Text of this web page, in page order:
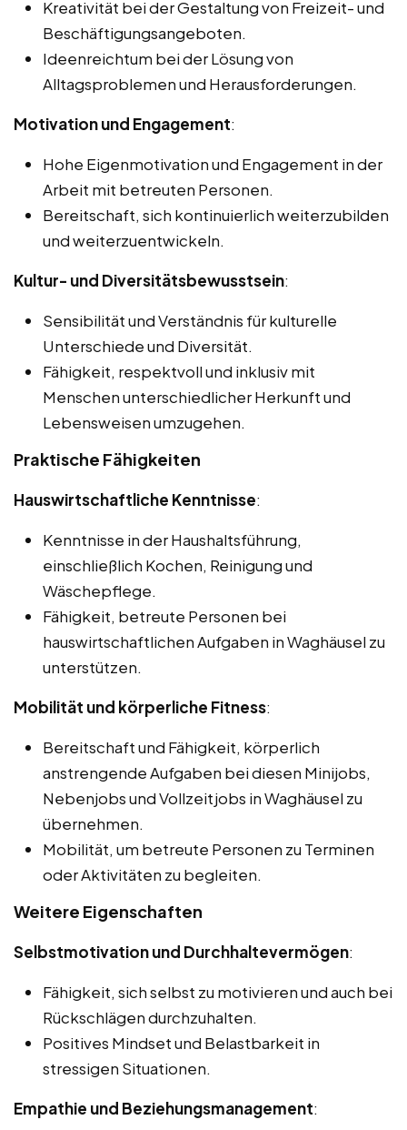
Kreativität bei der Gestaltung von Freizeit- und
Beschäftigungsangeboten.
Ideenreichtum bei der Lösung von
Alltagsproblemen und Herausforderungen.
Motivation und Engagement:
Hohe Eigenmotivation und Engagement in der
Arbeit mit betreuten Personen.
Bereitschaft, sich kontinuierlich weiterzubilden
und weiterzuentwickeln.
Kultur- und Diversitätsbewusstsein:
Sensibilität und Verständnis für kulturelle
Unterschiede und Diversität.
Fähigkeit, respektvoll und inklusiv mit
Menschen unterschiedlicher Herkunft und
Lebensweisen umzugehen.
Praktische Fähigkeiten
Hauswirtschaftliche Kenntnisse:
Kenntnisse in der Haushaltsführung,
einschließlich Kochen, Reinigung und
Wäschepflege.
Fähigkeit, betreute Personen bei
hauswirtschaftlichen Aufgaben in Waghäusel zu
unterstützen.
Mobilität und körperliche Fitness:
Bereitschaft und Fähigkeit, körperlich
anstrengende Aufgaben bei diesen Minijobs,
Nebenjobs und Vollzeitjobs in Waghäusel zu
übernehmen.
Mobilität, um betreute Personen zu Terminen
oder Aktivitäten zu begleiten.
Weitere Eigenschaften
Selbstmotivation und Durchhaltevermögen:
Fähigkeit, sich selbst zu motivieren und auch bei
Rückschlägen durchzuhalten.
Positives Mindset und Belastbarkeit in
stressigen Situationen.
Empathie und Beziehungsmanagement: